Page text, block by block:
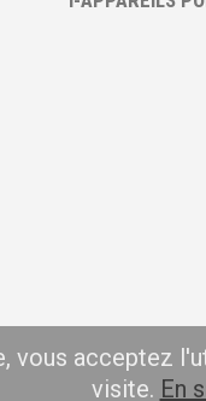
vous acceptez
visite. En